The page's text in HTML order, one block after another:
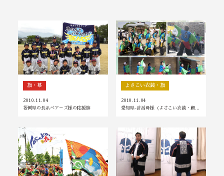
旗・幕
2010.11.04
福岡県の長糸ベア－ズ様の応援旗
よさこい衣装・旗
2010.11.04
愛知県-許呂母様（よさこい衣装・踊…